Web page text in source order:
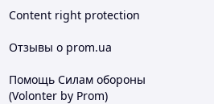
Content right protection
Отзывы о prom.ua
Помощь Силам обороны
(Volonter by Prom)